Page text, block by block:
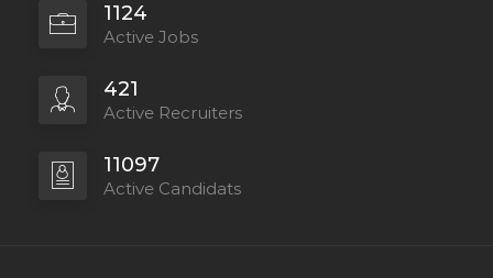
1124
Active Jobs
421
Active Recruiters
11097
Active Candidats